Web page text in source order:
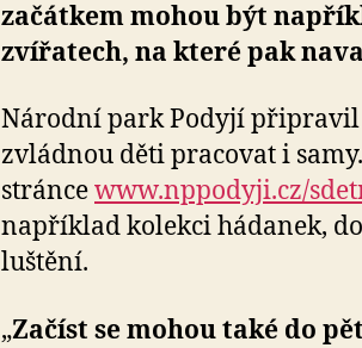
začátkem mohou být
zvířatech, na které pak
Národní park Podyjí
zvládnou děti pracovat i
stráncewww.nppodyji.cz/
například kolekci hádanek,
luštění.
„Začíst se mohou také do